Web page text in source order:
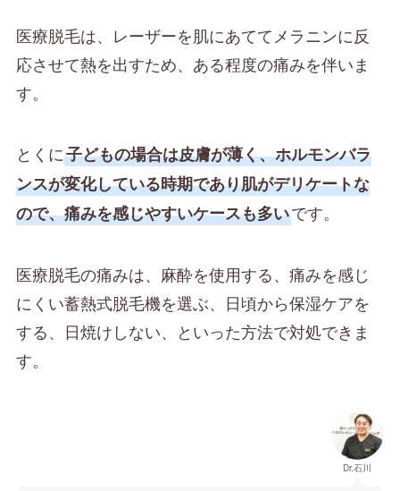
医療脱毛は、レーザーを肌にあててメラニンに反
応させて熱を出すため、ある程度の痛みを伴いま
す。
とくに子どもの場合は皮膚が薄く、ホルモンバラ
ンスが変化している時期であり肌がデリケートな
ので、痛みを感じやすいケースも多いです。
医療脱毛の痛みは、麻酔を使用する、痛みを感じ
にくい蓄熱式脱毛機を選ぶ、日頃から保湿ケアを
する、日焼けしない、といった方法で対処できま
す。
Dr.石川